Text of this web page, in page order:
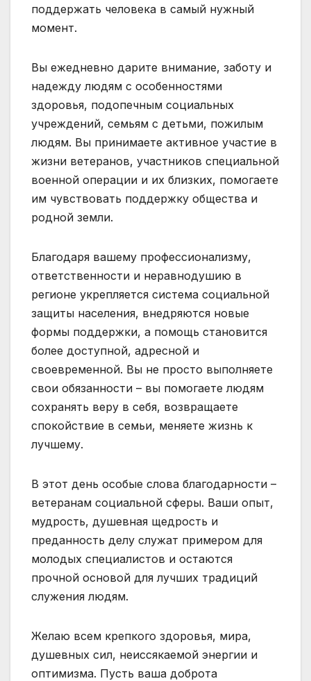
поддержать человека в самый нужный
момент.
Вы ежедневно дарите внимание, заботу и
надежду людям с особенностями
здоровья, подопечным социальных
учреждений, семьям с детьми, пожилым
людям. Вы принимаете активное участие в
жизни ветеранов, участников специальной
военной операции и их близких, помогаете
им чувствовать поддержку общества и
родной земли.
Благодаря вашему профессионализму,
ответственности и неравнодушию в
регионе укрепляется система социальной
защиты населения, внедряются новые
формы поддержки, а помощь становится
более доступной, адресной и
своевременной. Вы не просто выполняете
свои обязанности – вы помогаете людям
сохранять веру в себя, возвращаете
спокойствие в семьи, меняете жизнь к
лучшему.
В этот день особые слова благодарности –
ветеранам социальной сферы. Ваши опыт,
мудрость, душевная щедрость и
преданность делу служат примером для
молодых специалистов и остаются
прочной основой для лучших традиций
служения людям.
Желаю всем крепкого здоровья, мира,
душевных сил, неиссякаемой энергии и
оптимизма. Пусть ваша доброта